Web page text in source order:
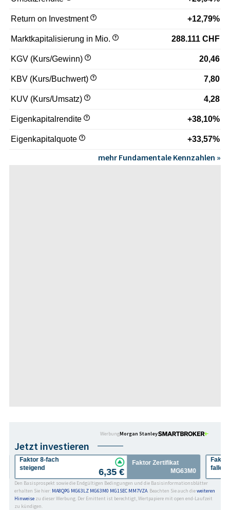
Return on Investment +12,79%
Marktkapitalisierung in Mio. 288.111 CHF
KGV (Kurs/Gewinn) 20,46
KBV (Kurs/Buchwert) 7,80
KUV (Kurs/Umsatz) 4,28
Eigenkapitalrendite +38,10%
Eigenkapitalquote +33,57%
mehr Fundamentale Kennzahlen »
WerbungMorgan Stanley
Jetzt investieren
Faktor 8-fach
steigend
6,35 €
Faktor Zertifikat
MG63M0
fallend
Den Basisprospekt sowie die Endgültigen Bedingungen und die Basisinformationsblätter
erhalten Sie hier: MA8QPG MG63LZ MG63M0 MG1SEC MM7VZA. Beachten Sie auch dieweiteren
Hinweise zu dieser Werbung. Der Emittent ist berechtigt, Wertpapiere mit open end-Laufzeit
zu kündigen.